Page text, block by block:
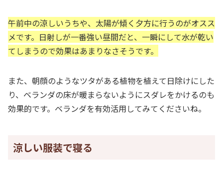
午前中の涼しいうちや、太陽が傾く夕方に行うのがオスス
メです。日射しが一番強い昼間だと、一瞬にして水が乾い
てしまうので効果はあまりなさそうです。
また、朝顔のようなツタがある植物を植えて日除けにした
り、ベランダの床が暖まらないようにスダレをかけるのも
効果的です。ベランダを有効活用してみてくださいね。
涼しい服装で寝る